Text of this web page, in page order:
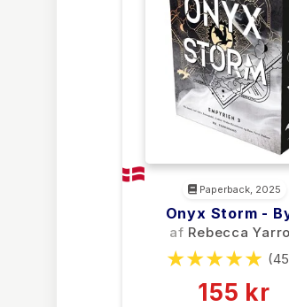
Paperback, 2025
Onyx Storm -
Mørket Trods
af Rebecca
155 kr